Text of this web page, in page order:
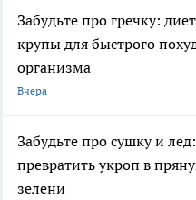
Забудьте про гречку:
крупы для быстрого
организма
Вчера
Забудьте про сушку и
превратить укроп в
зелени